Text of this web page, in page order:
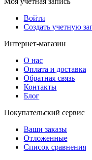
Войти
Создать учетную
Интернет-магазин
О нас
Оплата и доставка
Обратная связь
Контакты
Блог
Покупательский сервис
Ваши заказы
Отложенные
Список сравнения